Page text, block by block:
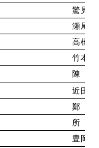
驚見
瀬尾
高橋
竹本
陳 思
近田
鄭 継
所 志
豊岡